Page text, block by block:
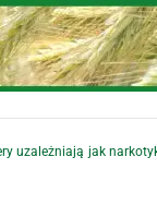
uzależniają jak